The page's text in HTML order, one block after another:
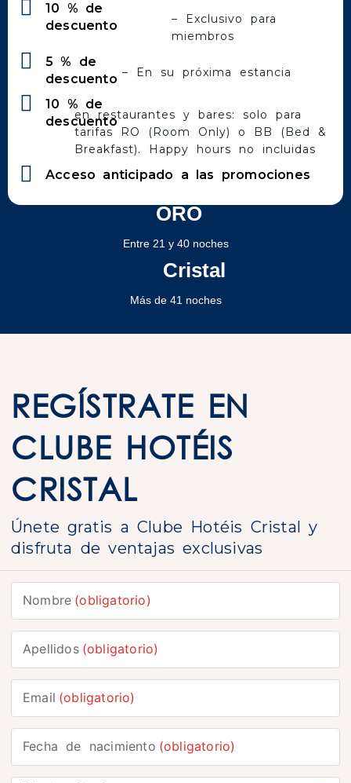
ORO
Entre 21 y 40 noches
Cristal
Más de 41 noches
10 % de
descuento
– Exclusivo para
miembros
5 % de
descuento – En su próxima estancia
10 % de
descuento
en restaurantes y bares: solo para
tarifas RO (Room Only) o BB (Bed &
Breakfast). Happy hours no incluidas
Acceso anticipado a las promociones
REGÍSTRATE EN
CLUBE HOTÉIS
CRISTAL
Únete gratis a Clube Hotéis Cristal y
disfruta de ventajas exclusivas
Nombre (obligatorio)
Apellidos (obligatorio)
Email (obligatorio)
Fecha de nacimiento (obligatorio)